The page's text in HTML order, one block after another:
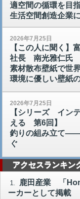
適空間の循環を目
生活空間創造企業に
2026年7月25日
【この人に聞く】
社長 南光雅仁氏
素材散布壁紙で世
環境に優しい壁紙
2026年7月25日
【シリーズ イン
える 第6回】
釣りの組み立て
ぐ
アクセスランキン
1.
鹿田産業 「
ーカーとして掲載